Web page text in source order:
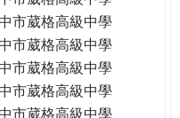
市葳格高級中學
市葳格高級中學
市葳格高級中學
市葳格高級中學
市葳格高級中學